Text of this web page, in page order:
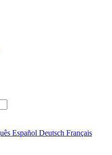
Español Deutsch Français